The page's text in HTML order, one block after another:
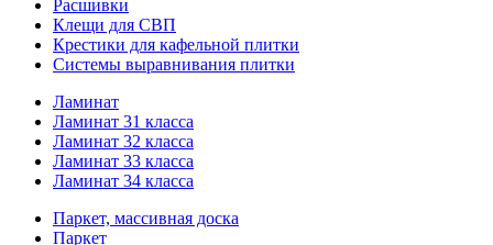
Расшивки
Клещи для СВП
Крестики для кафельной плитки
Системы выравнивания плитки
Ламинат
Ламинат 31 класса
Ламинат 32 класса
Ламинат 33 класса
Ламинат 34 класса
Паркет, массивная доска
Паркет